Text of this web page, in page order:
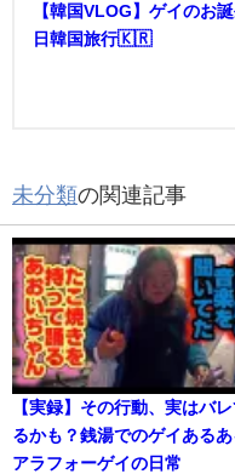
【韓国VLOG】ゲイのお
日韓国旅行🇰🇷
未分類の関連記事
【実録】その行動、実はバレ
るかも？銭湯でのゲイある
アラフォーゲイの日常